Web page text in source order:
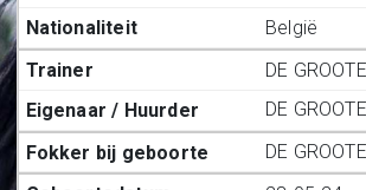
België
DE
DE
DE